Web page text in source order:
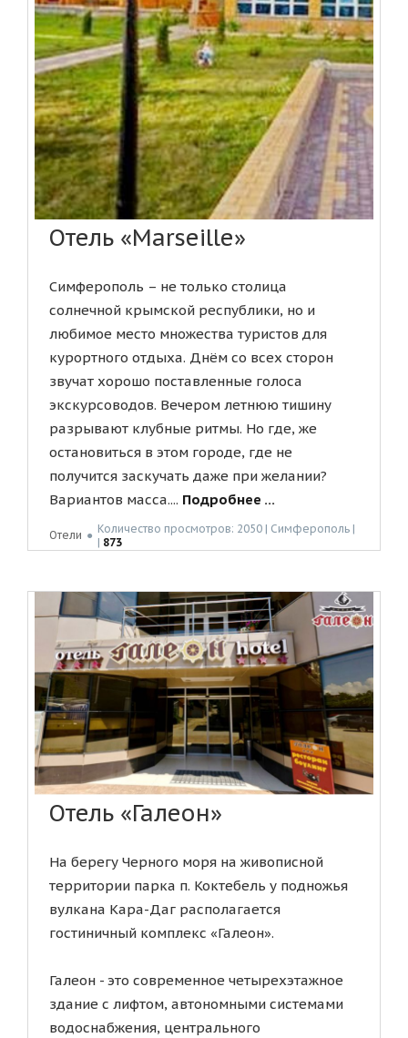
Отель «Marseille»
Симферополь – не только столица
солнечной крымской республики, но и
любимое место множества туристов для
курортного отдыха. Днём со всех сторон
звучат хорошо поставленные голоса
экскурсоводов. Вечером летнюю тишину
разрывают клубные ритмы. Но где, же
остановиться в этом городе, где не
получится заскучать даже при желании?
Вариантов масса.... Подробнее ...
Отели ● Количество просмотров: 2050 | Симферополь |
| 873
Отель «Галеон»
На берегу Черного моря на живописной
территории парка п. Коктебель у подножья
вулкана Кара-Даг располагается
гостиничный комплекс «Галеон».
Галеон - это современное четырехэтажное
здание с лифтом, автономными системами
водоснабжения, центрального